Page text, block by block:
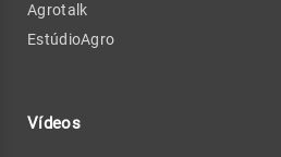
Agrotalk
EstúdioAgro
Vídeos